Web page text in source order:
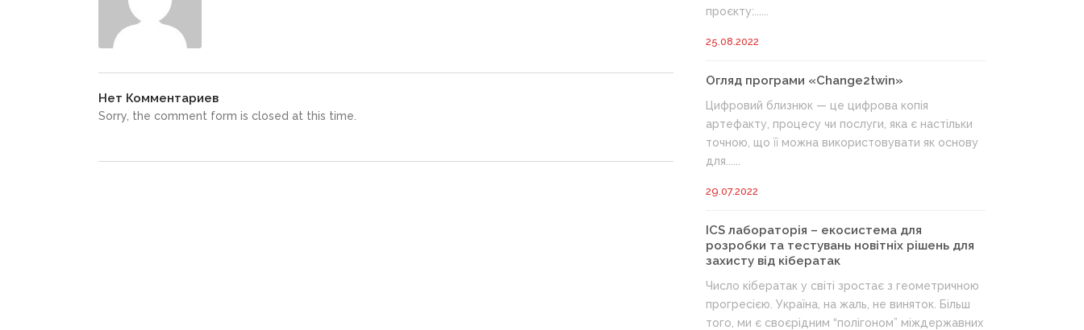
Нет Комментариев
Sorry, the comment form is closed at this time.
проєкту:......
25.08.2022
Огляд програми «Change2twin»
Цифровий близнюк — це цифрова копія
артефакту, процесу чи послуги, яка є настільки
точною, що її можна використовувати як основу
для......
29.07.2022
ICS лабораторія – екосистема для
розробки та тестувань новітніх рішень для
захисту від кібератак
Число кібератак у світі зростає з геометричною
прогресією. Україна, на жаль, не виняток. Більш
того, ми є своєрідним “полігоном” міждержавних